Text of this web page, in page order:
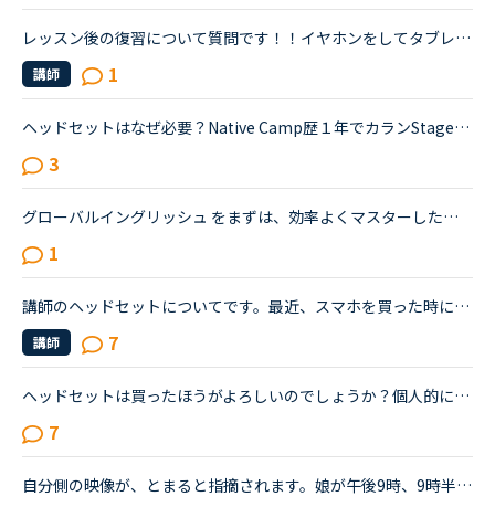
レッスン後の復習について質問です！！イヤホンをしてタブレットで受講してます。先生の声だけを録音したいのですが可能でしょうか？イヤホンなしで受講すると先生側のパソコンがキーーーンとなってしまい、イヤ...
講師 1
ヘッドセットはなぜ必要？Native Camp歴１年でカランStage7です。PCは最低限のものを購入したので、別売のマイク付きカメラとUSBスピーカーを利用しています。今日、初めてカランでヘッドセットをつけて欲しいと...
3
グローバルイングリッシュ をまずは、効率よくマスターしたいです。現実的には、ドラマ中で使われるようなネイティブで話す人よりも、グローバルイングリッシュ（英語を母国語としない人が喋る英語）が私の会社で...
1
講師のヘッドセットについてです。最近、スマホを買った時についてくるようなマイク付きのイヤホンを使っている講師によくあたります。お気に入り講師のレッスンがとりにくくなり初めての先生を受ける機会が増え...
講師 7
ヘッドセットは買ったほうがよろしいのでしょうか？個人的にイヤホンやヘッドセットは耳が気持ち悪くなるのでなるべくはしたくありませんヘッドセットを付けるとやはり講師の方々にとってより聞き取りやすいので...
7
自分側の映像が、とまると指摘されます。娘が午後9時、9時半からの予約レッスンを受けます。パソコンからレッスンを受けると、こちら側の映像が固まると、ネイティブキャンプの先生に指摘され困っています。同じ...